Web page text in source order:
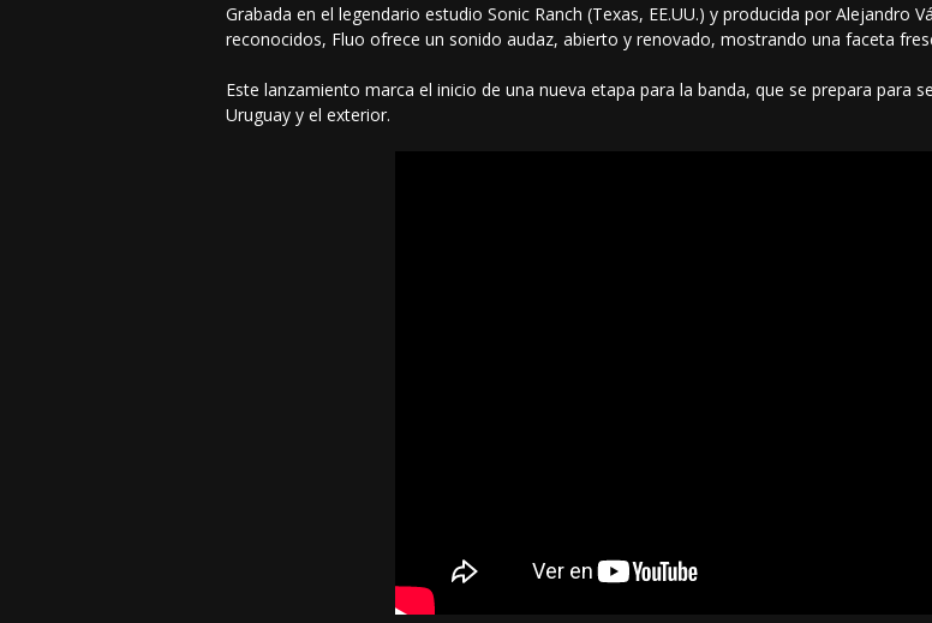
Grabada en el legendario estudio Sonic Ranch (Texas, EE.UU.) y producida por Alejandro
reconocidos, Fluo ofrece un sonido audaz, abierto y renovado, mostrando una faceta
Este lanzamiento marca el inicio de una nueva etapa para la banda, que se prepara para
Uruguay y el exterior.